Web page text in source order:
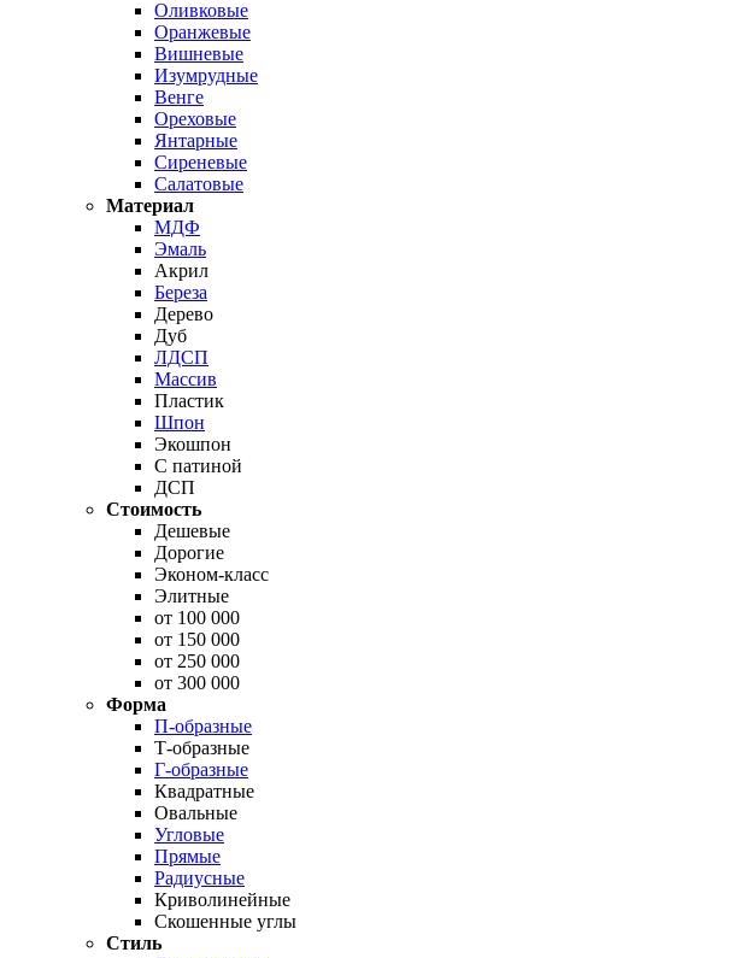
Оливковые
Оранжевые
Вишневые
Изумрудные
Венге
Ореховые
Янтарные
Сиреневые
Салатовые
Материал
МДФ
Эмаль
Акрил
Береза
Дерево
Дуб
ЛДСП
Массив
Пластик
Шпон
Экошпон
С патиной
ДСП
Стоимость
Дешевые
Дорогие
Эконом-класс
Элитные
от 100 000
от 150 000
от 250 000
от 300 000
Форма
П-образные
Т-образные
Г-образные
Квадратные
Овальные
Угловые
Прямые
Радиусные
Криволинейные
Скошенные углы
Стиль